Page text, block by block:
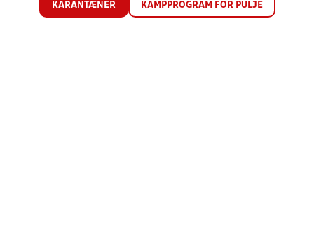
KARANTÆNER KAMPPROGRAM FOR PULJE